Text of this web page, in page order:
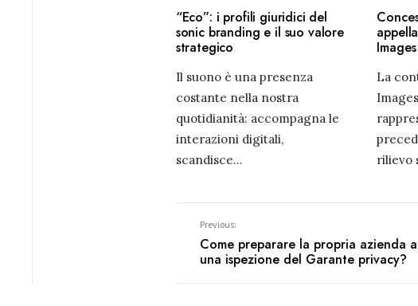
“Eco”: i profili giuridici del
sonic branding e il suo valore
strategico
Il suono è una presenza
costante nella nostra
quotidianità: accompagna le
interazioni digitali,
scandisce...
La
rilievo
Previous:
Come preparare la propria azienda
una ispezione del Garante privacy?